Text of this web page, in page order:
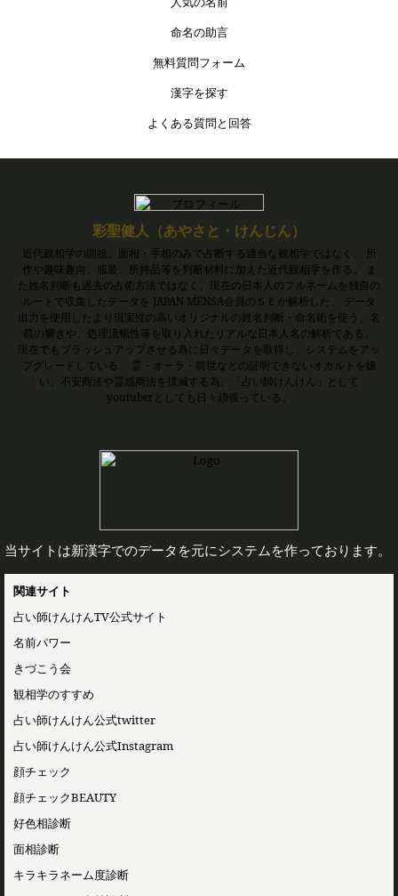
命名の助言
無料質問フォーム
漢字を探す
よくある質問と回答
彩聖健人（あやさと・けんじん）
近代観相学の開祖。面相・手相のみで占断する適当な観相学ではなく、 所
作や趣味趣向、服装、所持品等を判断材料に加えた近代観相学を作る。 ま
た姓名判断も過去の占術方法ではなく、現在の日本人のフルネームを独自の
ルートで収集したデータを JAPAN MENSA会員のＳＥが解析した、 データ
出力を使用したより現実性の高いオリジナルの姓名判断・命名術を使う。名
前の響きや、処理流暢性等を取り入れたリアルな日本人名の解析である。
現在でもブラッシュアップさせる為に日々データを取得し、システムをアッ
プグレードしている。 霊・オーラ・前世などの証明できないオカルトを嫌
い、不安商法や霊感商法を撲滅する為、「占い師けんけん」として
youtuberとしても日々頑張っている。
当サイトは新漢字でのデータを元にシステムを作っております。
関連サイト
占い師けんけんTV公式サイト
名前パワー
きづこう会
観相学のすすめ
占い師けんけん公式twitter
占い師けんけん公式Instagram
顔チェック
顔チェックBEAUTY
好色相診断
面相診断
キラキラネーム度診断